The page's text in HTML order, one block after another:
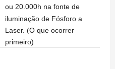
ou 20.000h na fonte de
iluminação de Fósforo a
Laser. (O que ocorrer
primeiro)